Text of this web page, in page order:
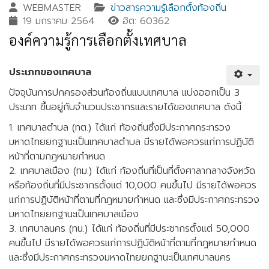
WEBMASTER
ข่าวสารความรู้เลือกตั้งท้องถิ่น
19 มกราคม 2564
ฮิต: 60362
องค์ความรู้การเลือกตั้งเทศบาล
ประเภทของเทศบาล
ปัจจุบันการปกครองส่วนท้องถิ่นแบบเทศบาล แบ่งออกเป็น 3
ประเภท ขึ้นอยู่กับจำนวนประชากรและรายได้ของเทศบาล ดังนี้
1. เทศบาลตำบล (ทต.) ได้แก่ ท้องถิ่นซึ่งมีประกาศกระทรวง
มหาดไทยยกฐานะเป็นเทศบาลตำบล มีรายได้พอควรแก่การปฏิบัติ
หน้าที่ตามกฎหมายกำหนด
2. เทศบาลเมือง (ทม.) ได้แก่ ท้องถิ่นที่เป็นที่ตั้งศาลากลางจังหวัด
หรือท้องถิ่นที่มีประชากรตั้งแต่ 10,000 คนขึ้นไป มีรายได้พอควร
แก่การปฏิบัติหน้าที่ตามที่กฎหมายกำหนด และซึ่งมีประกาศกระทรวง
มหาดไทยยกฐานะเป็นเทศบาลเมือง
3. เทศบาลนคร (ทน.) ได้แก่ ท้องถิ่นที่มีประชากรตั้งแต่ 50,000
คนขึ้นไป มีรายได้พอควรแก่การปฏิบัติหน้าที่ตามที่กฎหมายกำหนด
และซึ่งมีประกาศกระทรวงมหาดไทยยกฐานะเป็นเทศบาลนคร